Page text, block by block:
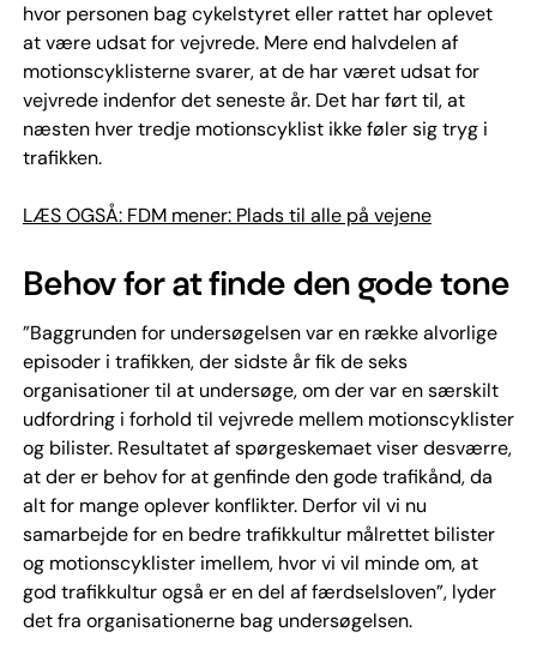
hvor personen bag cykelstyret eller rattet har oplevet
at være udsat for vejvrede. Mere end halvdelen af
motionscyklisterne svarer, at de har været udsat for
vejvrede indenfor det seneste år. Det har ført til, at
næsten hver tredje motionscyklist ikke føler sig tryg i
trafikken.
LÆS OGSÅ: FDM mener: Plads til alle på vejene
Behov for at finde den gode tone
”Baggrunden for undersøgelsen var en række alvorlige
episoder i trafikken, der sidste år fik de seks
organisationer til at undersøge, om der var en særskilt
udfordring i forhold til vejvrede mellem motionscyklister
og bilister. Resultatet af spørgeskemaet viser desværre,
at der er behov for at genfinde den gode trafikånd, da
alt for mange oplever konflikter. Derfor vil vi nu
samarbejde for en bedre trafikkultur målrettet bilister
og motionscyklister imellem, hvor vi vil minde om, at
god trafikkultur også er en del af færdselsloven”, lyder
det fra organisationerne bag undersøgelsen.